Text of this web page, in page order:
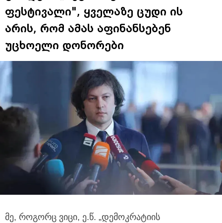
ფესტივალი", ყველაზე ცუდი ის
არის, რომ ამას აფინანსებენ
უცხოელი დონორები
მე, როგორც ვიცი, ე.წ. „დემოკრატიის